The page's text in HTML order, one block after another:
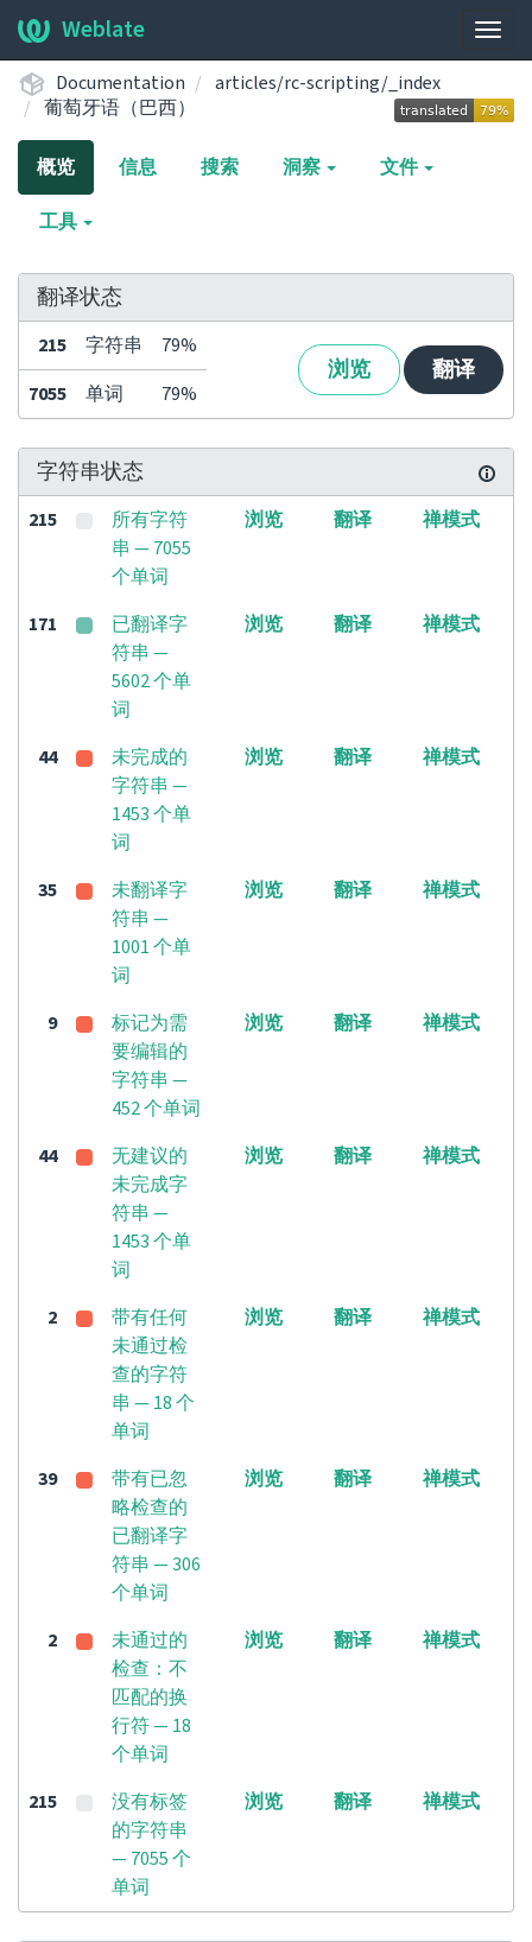
展
开/
起
Weblate
Documentation
articles/rc-scripting/_index
葡萄牙语（巴西）
概览 信息 搜索 洞察 文件
工具
翻译状态
215 字符串 79%
浏览 翻译
7055 单词 79%
字符串状态
215
所有字符
串 — 7055
个单词
浏览 翻译 禅模式
171
已翻译字
符串 —
5602 个单
词
浏览 翻译 禅模式
44
未完成的
字符串 —
1453 个单
词
浏览 翻译 禅模式
35
未翻译字
符串 —
1001 个单
词
浏览 翻译 禅模式
9
标记为需
要编辑的
字符串 —
452 个单词
浏览 翻译 禅模式
44
无建议的
未完成字
符串 —
1453 个单
词
浏览 翻译 禅模式
2
带有任何
未通过检
查的字符
串 — 18 个
单词
浏览 翻译 禅模式
39
带有已忽
略检查的
已翻译字
符串 — 306
个单词
浏览 翻译 禅模式
2
未通过的
检查：不
匹配的换
行符 — 18
个单词
浏览 翻译 禅模式
215
没有标签
的字符串
— 7055 个
单词
浏览 翻译 禅模式